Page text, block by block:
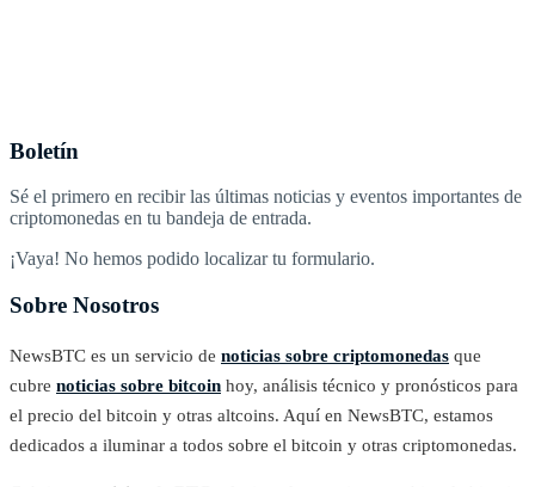
Boletín
Sé el primero en recibir las últimas noticias y eventos importantes de
criptomonedas en tu bandeja de entrada.
¡Vaya! No hemos podido localizar tu formulario.
Sobre Nosotros
NewsBTC es un servicio de noticias sobre criptomonedas que
cubre noticias sobre bitcoin hoy, análisis técnico y pronósticos para
el precio del bitcoin y otras altcoins. Aquí en NewsBTC, estamos
dedicados a iluminar a todos sobre el bitcoin y otras criptomonedas.